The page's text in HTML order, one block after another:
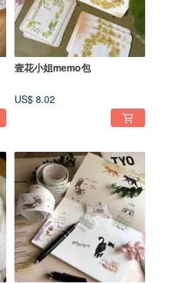
壹花小姐memo包
US$ 8.02